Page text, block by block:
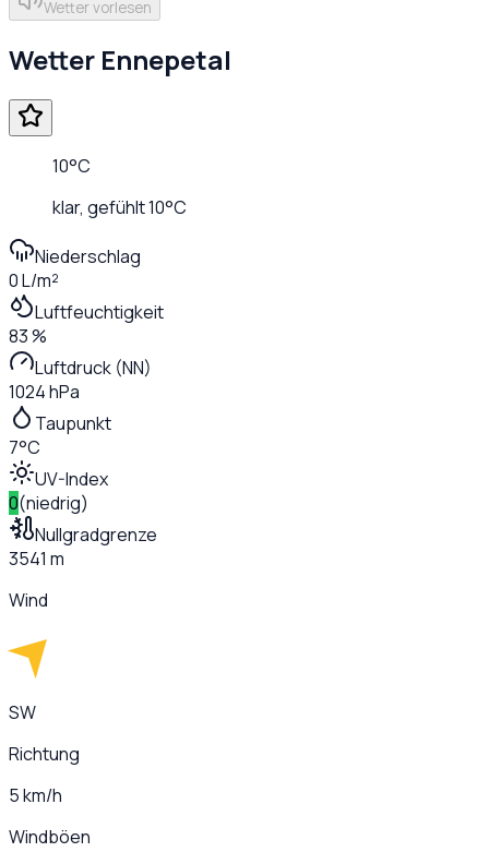
Wetter vorlesen
Wetter Ennepetal
10°C
klar, gefühlt10°C
Niederschlag
0 L/m²
Luftfeuchtigkeit
83 %
Luftdruck (NN)
1024 hPa
Taupunkt
7°C
UV-Index
0(niedrig)
Nullgradgrenze
3541 m
Wind
SW
Richtung
5 km/h
Windböen